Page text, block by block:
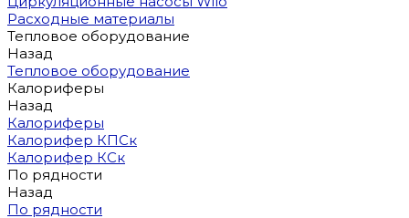
Расходные материалы
Тепловое оборудование
Назад
Тепловое оборудование
Калориферы
Назад
Калориферы
Калорифер КПСк
Калорифер КСк
По рядности
Назад
По рядности